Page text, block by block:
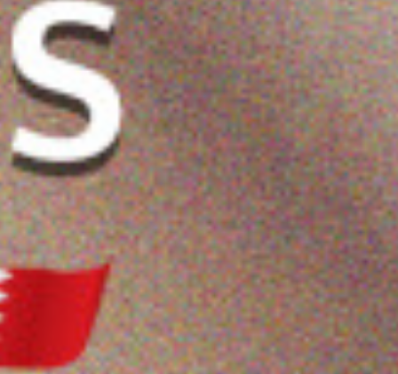
الهواء من
ريفويل بعصير الخيار 150
اشتر الآن
كريم منظف للوجه
بفيتامين سي من ريفويل،
150 مل
5.500 دب
أضف
اشتر الآن
ريفولي لوشن الجسم
الترطيب الفوري - ٢٥٠ مل
4.400 دب
أضف
اشتر الآن